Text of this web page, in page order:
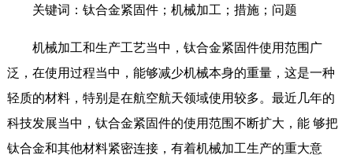
关键词：钛合金紧固件；机械加工；措施；问题
机械加工和生产工艺当中，钛合金紧固件使用范围广
泛，在使用过程当中，能够减少机械本身的重量，这是一种
轻质的材料，特别是在航空航天领域使用较多。最近几年的
科技发展当中，钛合金紧固件的使用范围不断扩大，能 够把
钛合金和其他材料紧密连接，有着机械加工生产的重大意